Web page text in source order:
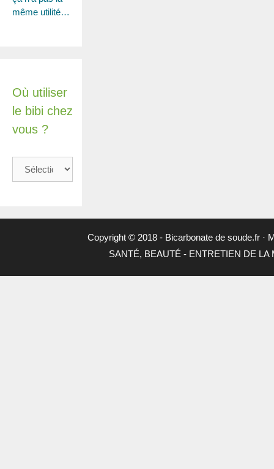
même utilité…
Où utiliser
le bibi chez
vous ?
utiliser
chez
Copyright © 2018 - Bicarbonate de soude.fr·
SANTÉ, BEAUTÉ - ENTRETIEN DE LA